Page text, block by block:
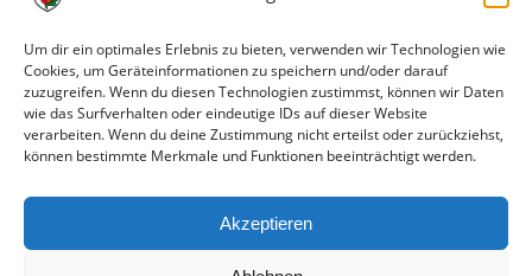
Um dir ein optimales Erlebnis zu bieten, verwenden wir Technologien wie
Cookies, um Geräteinformationen zu speichern und/oder darauf
zuzugreifen. Wenn du diesen Technologien zustimmst, können wir Daten
wie das Surfverhalten oder eindeutige IDs auf dieser Website
verarbeiten. Wenn du deine Zustimmung nicht erteilst oder zurückziehst,
können bestimmte Merkmale und Funktionen beeinträchtigt werden.
Akzeptieren
A B C D E F G H I J K L M N O P
Q R S T U V W X Y Z
Gegner
Link
TSV Uelversheim (F)
Spiele auflisten